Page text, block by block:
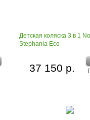
Детская коляска 3 в 1
Stephania Eco
37 150 р.